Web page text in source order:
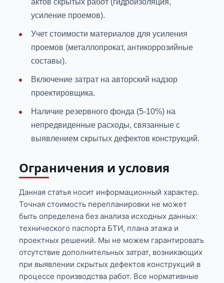
актов скрытых работ (гидроизоляция,
усиление проемов).
Учет стоимости материалов для усиления
проемов (металлопрокат, антикоррозийные
составы).
Включение затрат на авторский надзор
проектировщика.
Наличие резервного фонда (5-10%) на
непредвиденные расходы, связанные с
выявлением скрытых дефектов конструкций.
Ограничения и условия
Данная статья носит информационный характер.
Точная стоимость перепланировки не может
быть определена без анализа исходных данных:
технического паспорта БТИ, плана этажа и
проектных решений. Мы не можем гарантировать
отсутствие дополнительных затрат, возникающих
при выявлении скрытых дефектов конструкций в
процессе производства работ. Все нормативные